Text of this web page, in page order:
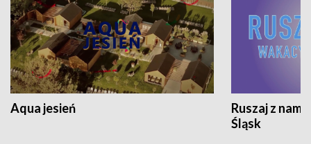
Aqua jesień
Ruszaj z
Śląsk